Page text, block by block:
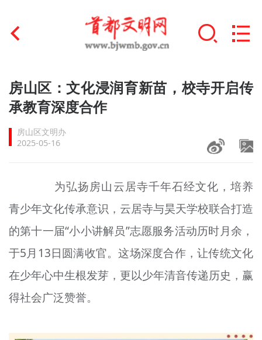
首页
文明创建
文明实践
未成年人思想道德建设
榜样人物
+
身边好人
文明评论
北京宣传文化引导基金
宣传思想文化人才
房山区：文化浸润育新苗，校寺开启传
承教育深度合作
房山区文明办
2025-05-16
为弘扬房山云居寺千年石经文化，培养
青少年文化传承意识，云居寺与昊天学校联合打造
的第十一届“小小讲解员”志愿服务活动历时月余，
于5月13日圆满收官。这场深度合作，让传统文化
在少年心中生根发芽，更以少年清音传递历史，赢
得社会广泛赞誉。